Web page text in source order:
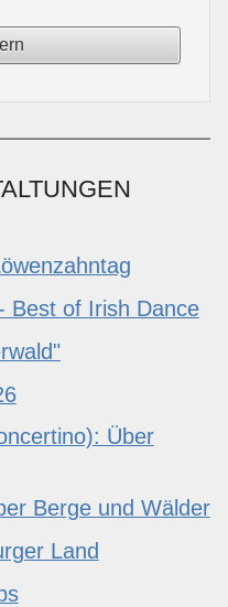
Best of Irish Dance
Über
Berge und Wälder
Land